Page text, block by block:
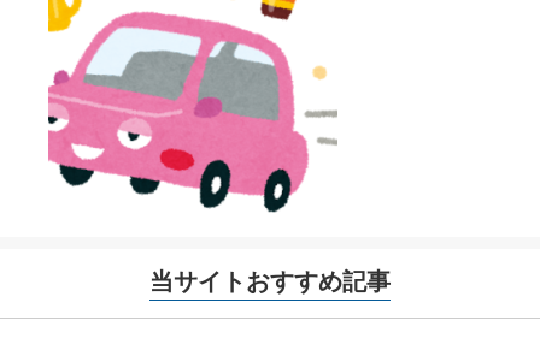
当サイトおすすめ記事